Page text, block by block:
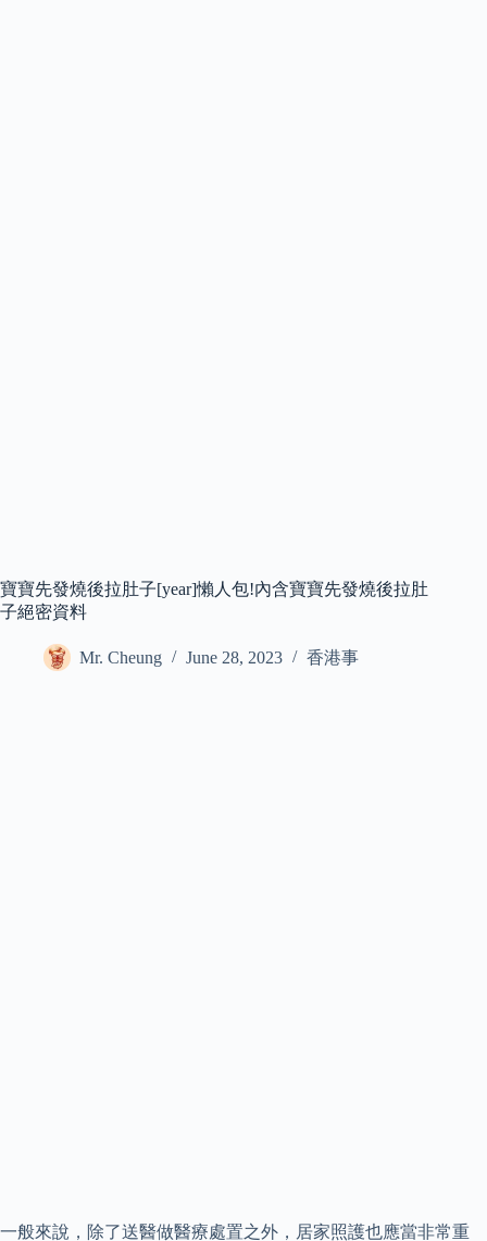
寶寶先發燒後拉肚子[year]懶人包!內含寶寶先發燒後拉肚
子絕密資料
Mr. Cheung June 28, 2023 香港事
一般來說，除了送醫做醫療處置之外，居家照護也應當非常重